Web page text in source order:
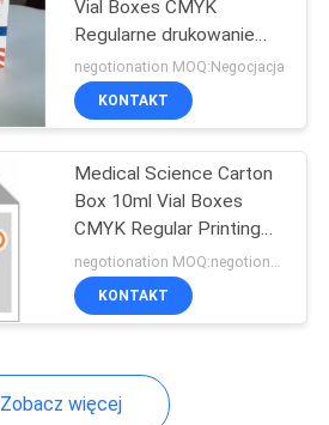
Vial Boxes CMYK
Regularne drukowanie
Glossybox 6 x 3 x 3 cm
negotionation MOQ:Negocjacja
KONTAKT
Medical Science Carton
Box 10ml Vial Boxes
CMYK Regular Printing
Glossy Box
negotionation MOQ:negotionation
KONTAKT
Zobacz więcej